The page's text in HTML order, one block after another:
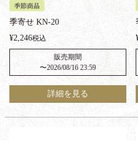
季節商品
季寄せ KN-20
¥2,246税込
販売期間
〜2026/08/16 23:59
詳細を見る